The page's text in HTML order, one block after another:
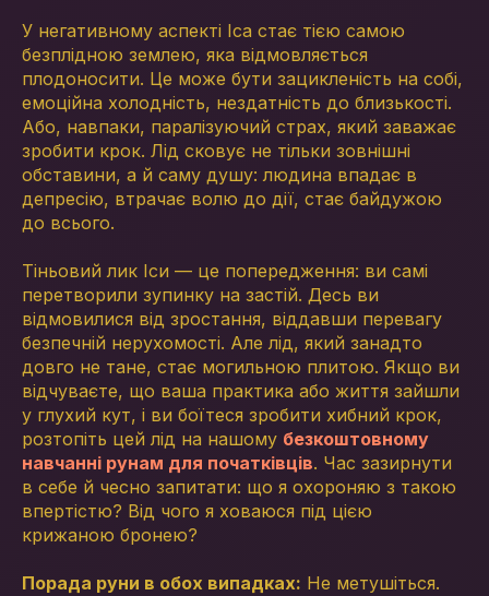
У негативному аспекті Іса стає тією самою
безплідною землею, яка відмовляється
плодоносити. Це може бути зацикленість на собі,
емоційна холодність, нездатність до близькості.
Або, навпаки, паралізуючий страх, який заважає
зробити крок. Лід сковує не тільки зовнішні
обставини, а й саму душу: людина впадає в
депресію, втрачає волю до дії, стає байдужою
до всього.
Тіньовий лик Іси — це попередження: ви самі
перетворили зупинку на застій. Десь ви
відмовилися від зростання, віддавши перевагу
безпечній нерухомості. Але лід, який занадто
довго не тане, стає могильною плитою. Якщо ви
відчуваєте, що ваша практика або життя зайшли
у глухий кут, і ви боїтеся зробити хибний крок,
розтопіть цей лід на нашому безкоштовному
навчанні рунам для початківців. Час зазирнути
в себе й чесно запитати: що я охороняю з такою
впертістю? Від чого я ховаюся під цією
крижаною бронею?
Порада руни в обох випадках: Не метушіться.